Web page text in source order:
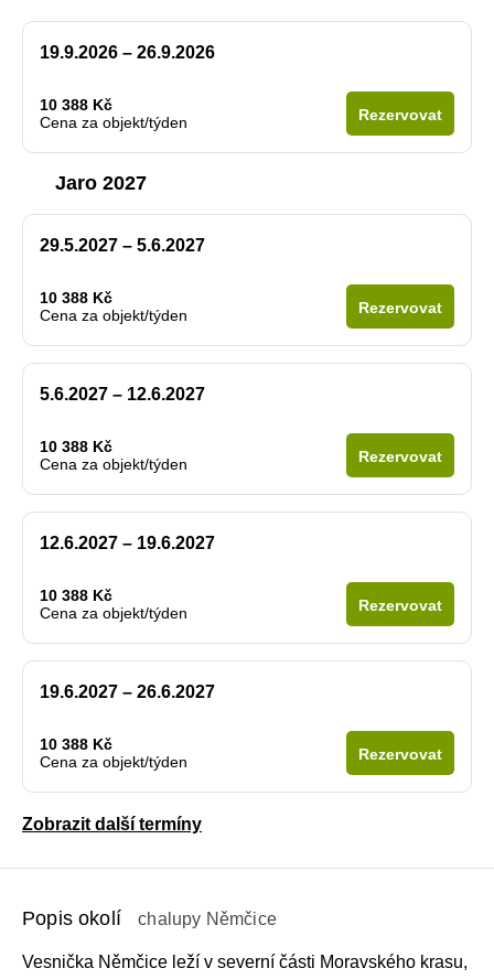
19.9.2026 – 26.9.2026
10 388 Kč
Cena za objekt/týden
Rezervovat
Jaro 2027
29.5.2027 – 5.6.2027
10 388 Kč
Cena za objekt/týden
Rezervovat
5.6.2027 – 12.6.2027
10 388 Kč
Cena za objekt/týden
Rezervovat
12.6.2027 – 19.6.2027
10 388 Kč
Cena za objekt/týden
Rezervovat
19.6.2027 – 26.6.2027
10 388 Kč
Cena za objekt/týden
Rezervovat
Zobrazit další termíny
Popis okolí chalupy Němčice
Vesnička Němčice leží v severní části Moravského krasu,